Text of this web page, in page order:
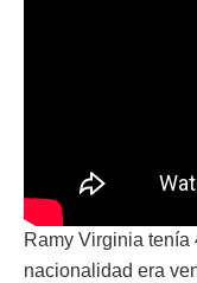
Ramy Virginia tenía
nacionalidad era